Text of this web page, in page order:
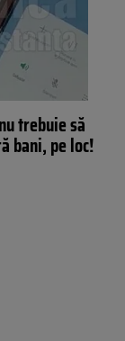
trebuie să
bani, pe loc!